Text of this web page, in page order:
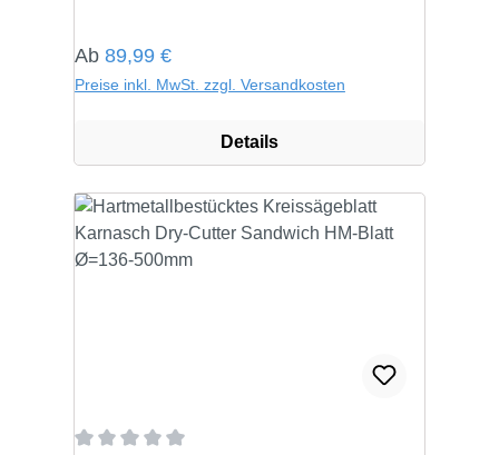
Regulärer Preis:
Ab 89,99 €
Preise inkl. MwSt. zzgl. Versandkosten
Details